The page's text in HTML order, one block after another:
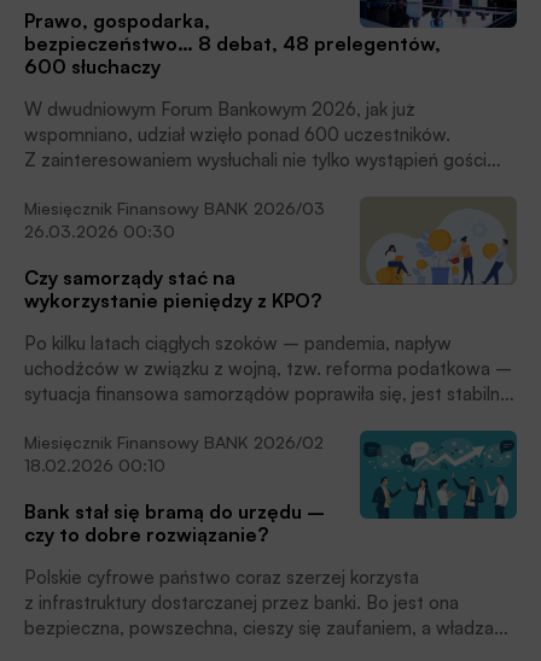
podkreślił coraz lepszą jakość dialogu banków ze stroną
publiczną.
Prawo, gospodarka,
bezpieczeństwo… 8 debat, 48 prelegentów,
600 słuchaczy
W dwudniowym Forum Bankowym 2026, jak już
wspomniano, udział wzięło ponad 600 uczestników.
Z zainteresowaniem wysłuchali nie tylko wystąpień gości
sesjach tematycznych, w ramach których poruszane
zagadnienia obejmowały najważniejsze obecnie dla sektora
bankowego kwestie. We wszystkich – często gorących
dyskusjach – udział wzięło 48 moderatorów i prelegentów.
Zapraszamy na krótkie podsumowanie debat.
Miesięcznik Finansowy BANK 2026/03
26.03.2026 00:30
Czy samorządy stać na
wykorzystanie pieniędzy z KPO?
Po kilku latach ciągłych szoków – pandemia, napływ
uchodźców w związku z wojną, tzw. reforma podatkowa –
sytuacja finansowa samorządów poprawiła się, jest stabilna
w ramach Krajowego Planu Odbudowy i Zwiększania
Odporności. Największe ryzyko dla wykorzystania tych
funduszy wynika z krótkiego czasu, jaki pozostał na
składanie aplikacji i realizację projektów. Jak banki mogą
w tej sytuacji wspierać samorządy?
Miesięcznik Finansowy BANK 2026/02
18.02.2026 00:10
Bank stał się bramą do urzędu –
czy to dobre rozwiązanie?
Polskie cyfrowe państwo coraz szerzej korzysta
z infrastruktury dostarczanej przez banki. Bo jest ona
bezpieczna, powszechna, cieszy się zaufaniem, a władza